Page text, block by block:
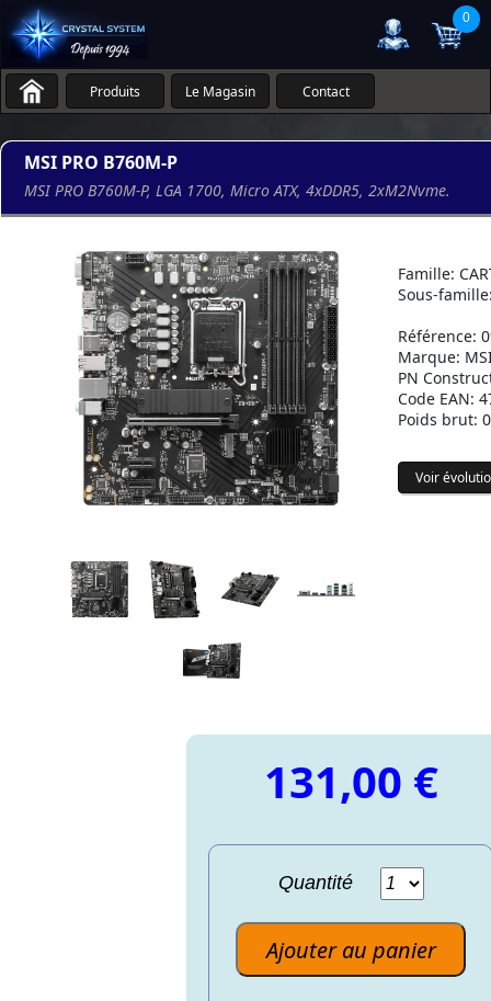
0
Produits Le Magasin Contact
MSI PRO B760M-P
MSI PRO B760M-P, LGA 1700, Micro ATX, 4xDDR5, 2xM2Nvme.
Famille:
Sous-
Référence:
Marque:
PN
Code EAN:
Poids brut:
Voir
131,00 €
Quantité
Ajouter au panier